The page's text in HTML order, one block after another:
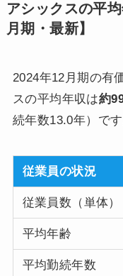
アシックスの平
月期・最新】
2024年12月期の有
スの平均年収は約
続年数13.0年）です
従業員の状況
従業員数（単体）
平均年齢
平均勤続年数